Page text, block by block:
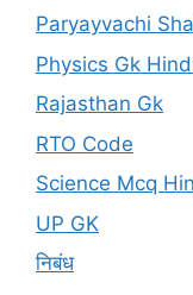
Paryayvachi
Physics Gk
Rajasthan Gk
RTO Code
Science Mcq
UP GK
निबंध